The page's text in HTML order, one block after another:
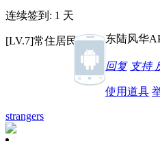
连续签到: 1 天
[LV.7]常住居民III 东陆风华
回复 支持
使用道具
strangers